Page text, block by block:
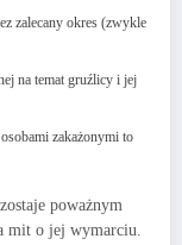
zalecany okres (zwykle
na temat gruźlicy i jej
zakażonymi to
poważnym
mit o jej wymarciu.